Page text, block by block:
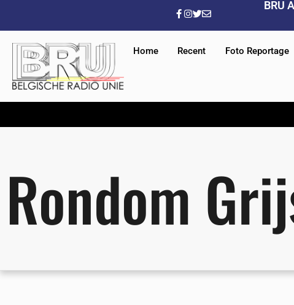
BRU
Home Recent Foto Reportage
Rondom